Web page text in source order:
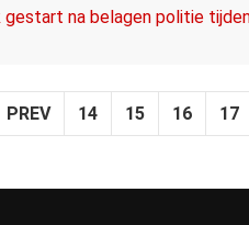
gestart na belagen politie
PREV 14 15 16 17